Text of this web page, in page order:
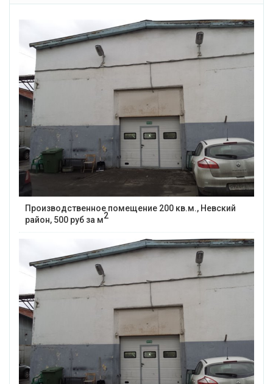
Производственное помещение 200 кв.м., Невский
район, 500 руб за м2